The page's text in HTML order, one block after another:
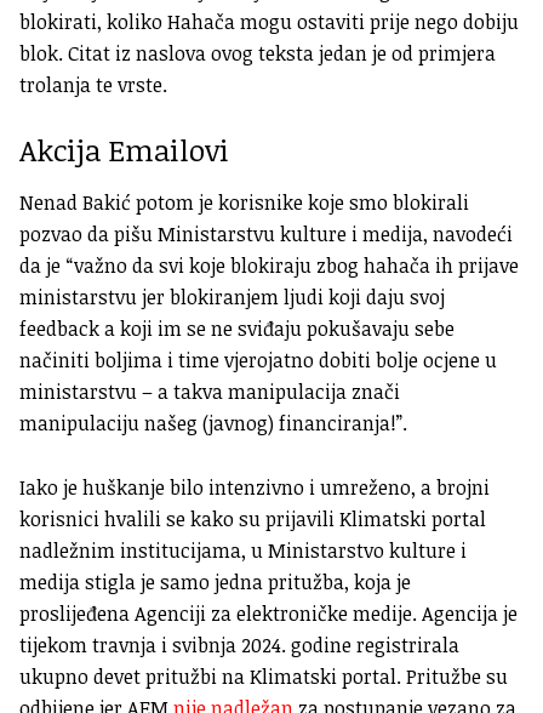
blokirati, koliko Hahača mogu ostaviti prije nego dobiju
blok. Citat iz naslova ovog teksta jedan je od primjera
trolanja te vrste.
Akcija Emailovi
Nenad Bakić potom je korisnike koje smo blokirali
pozvao da pišu Ministarstvu kulture i medija, navodeći
da je “važno da svi koje blokiraju zbog hahača ih prijave
ministarstvu jer blokiranjem ljudi koji daju svoj
feedback a koji im se ne sviđaju pokušavaju sebe
načiniti boljima i time vjerojatno dobiti bolje ocjene u
ministarstvu – a takva manipulacija znači
manipulaciju našeg (javnog) financiranja!”.
Iako je huškanje bilo intenzivno i umreženo, a brojni
korisnici hvalili se kako su prijavili Klimatski portal
nadležnim institucijama, u Ministarstvo kulture i
medija stigla je samo jedna pritužba, koja je
proslijeđena Agenciji za elektroničke medije. Agencija je
tijekom travnja i svibnja 2024. godine registrirala
ukupno devet pritužbi na Klimatski portal. Pritužbe su